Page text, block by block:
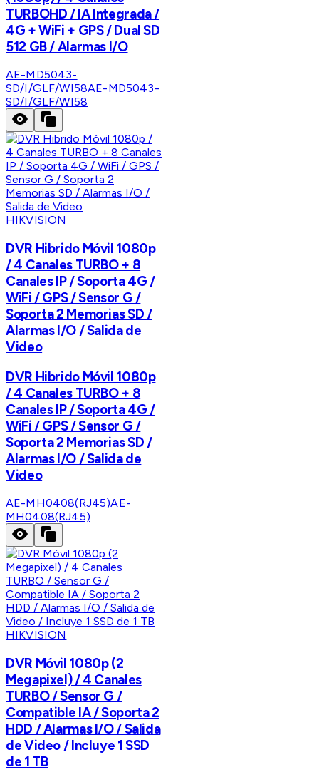
TURBOHD / IA Integrada /
4G + WiFi + GPS / Dual SD
512 GB / Alarmas I/O
AE-MD5043-
SD/I/GLF/WI58AE-MD5043-
SD/I/GLF/WI58
HIKVISION
DVR Hibrido Móvil 1080p
/ 4 Canales TURBO + 8
Canales IP / Soporta 4G /
WiFi / GPS / Sensor G /
Soporta 2 Memorias SD /
Alarmas I/O / Salida de
Video
DVR Hibrido Móvil 1080p
/ 4 Canales TURBO + 8
Canales IP / Soporta 4G /
WiFi / GPS / Sensor G /
Soporta 2 Memorias SD /
Alarmas I/O / Salida de
Video
AE-MH0408(RJ45)AE-
MH0408(RJ45)
HIKVISION
DVR Móvil 1080p (2
Megapixel) / 4 Canales
TURBO / Sensor G /
Compatible IA / Soporta 2
HDD / Alarmas I/O / Salida
de Video / Incluye 1 SSD
de 1 TB